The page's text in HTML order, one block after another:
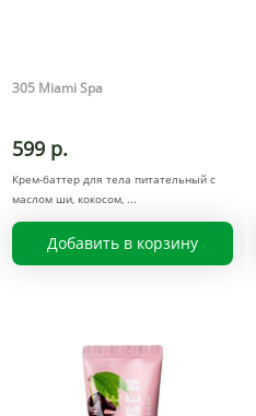
305 Miami Spa
599 р.
Крем-баттер для тела питательный с
маслом ши, кокосом,
Добавить в корзину